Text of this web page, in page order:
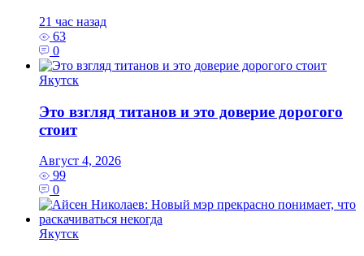
21 час назад
63
0
Якутск
Это взгляд титанов и это доверие дорогого
стоит
Август 4, 2026
99
0
Якутск